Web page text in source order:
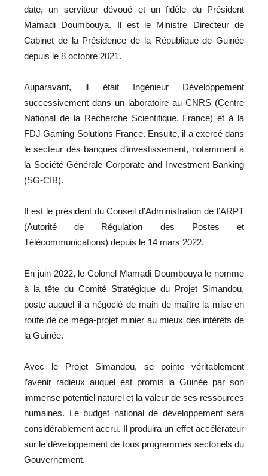
date, un serviteur dévoué et un fidèle du Président
Mamadi Doumbouya. Il est le Ministre Directeur de
Cabinet de la Présidence de la République de Guinée
depuis le 8 octobre 2021.
Auparavant, il était Ingénieur Développement
successivement dans un laboratoire au CNRS (Centre
National de la Recherche Scientifique, France) et à la
FDJ Gaming Solutions France. Ensuite, il a exercé dans
le secteur des banques d’investissement, notamment à
la Société Générale Corporate and Investment Banking
(SG-CIB).
Il est le président du Conseil d’Administration de l’ARPT
(Autorité de Régulation des Postes et
Télécommunications) depuis le 14 mars 2022.
En juin 2022, le Colonel Mamadi Doumbouya le nomme
à la tête du Comité Stratégique du Projet Simandou,
poste auquel il a négocié de main de maître la mise en
route de ce méga-projet minier au mieux des intérêts de
la Guinée.
Avec le Projet Simandou, se pointe véritablement
l’avenir radieux auquel est promis la Guinée par son
immense potentiel naturel et la valeur de ses ressources
humaines. Le budget national de développement sera
considérablement accru. Il produira un effet accélérateur
sur le développement de tous programmes sectoriels du
Gouvernement.